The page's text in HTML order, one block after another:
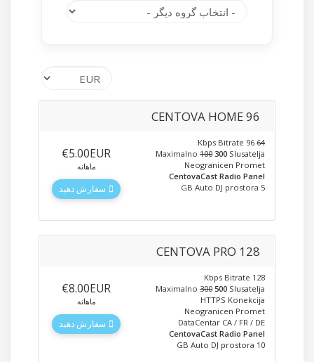
CENTOVA HOME 96
64
Maximalno 100 300 Slusatelja
Neogranicen Promet
CentovaCast Radio Panel
5 GB Auto DJ prostora
‎€5.00EUR
ماهانه
سفارش دهید
CENTOVA PRO 128
128 Kbps Bitrate
Maximalno 300 500 Slusatelja
HTTPS Konekcija
Neogranicen Promet
DataCentar CA / FR / DE
CentovaCast Radio Panel
10 GB Auto DJ prostora
‎€8.00EUR
ماهانه
سفارش دهید